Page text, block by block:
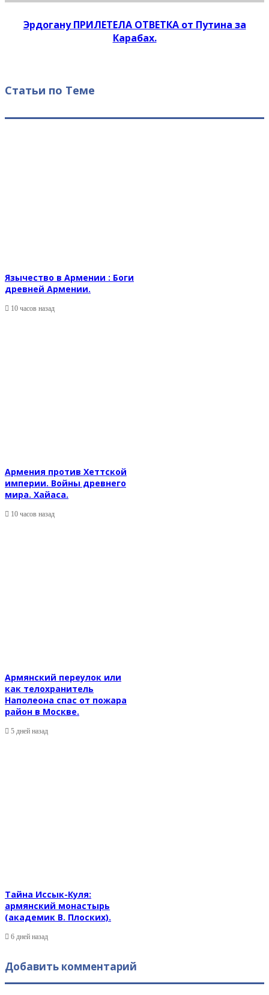
Эрдогану ПРИЛЕТЕЛА ОТВЕТКА от Путина за
Кapaбах.
Статьи по Теме
Язычество в Армении : Боги
древней Армении.
10 часов назад
Армения против Хеттской
империи. Войны древнего
мира. Хайаса.
10 часов назад
Армянский переулок или
как телохранитель
Наполеона спас от пожара
район в Москве.
5 дней назад
Тайна Иссык-Куля:
армянский монастырь
(академик В. Плоских).
6 дней назад
Добавить комментарий